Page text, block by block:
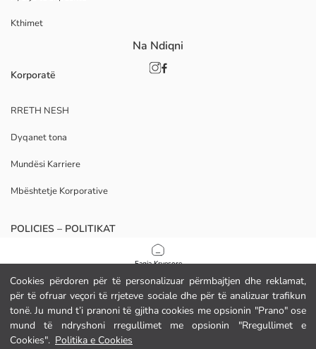
Cookies përdoren për të personalizuar përmbajtjen dhe reklamat,
për të ofruar veçori të rrjeteve sociale dhe për të analizuar trafikun
tonë. Ju mund t’i pranoni të gjitha cookies me opsionin "Prano" ose
mund të ndryshoni rregullimet me opsionin "Rregullimet e
Cookies". Politika e Cookies
Faqja Kryesore
Kategoritë
Shporta Ime
Kthimet
Korporatë
RRETH NESH
Dyqanet tona
Mundësi Karriere
Mbështetje Korporative
POLICIES – POLITIKAT
Politika e Privatësisë
Kushtet e Kontratës
Politika e Cookies
Shkarkoni Aplikacionin Tonë
Na Ndiqni